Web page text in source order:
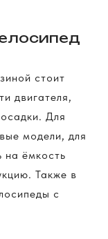
стоит
двигателя,
Для
модели, для
на ёмкость
Также в
с